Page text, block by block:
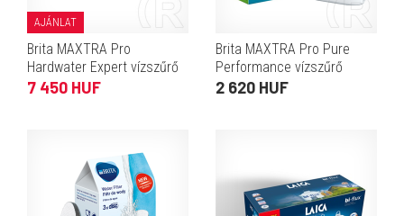
AJÁNLAT
Brita MAXTRA Pro
Hardwater Expert vízszűrő
patron (3 db)
7 450 HUF
Brita MAXTRA Pro Pure
Performance vízszűrő
patron
2 620 HUF